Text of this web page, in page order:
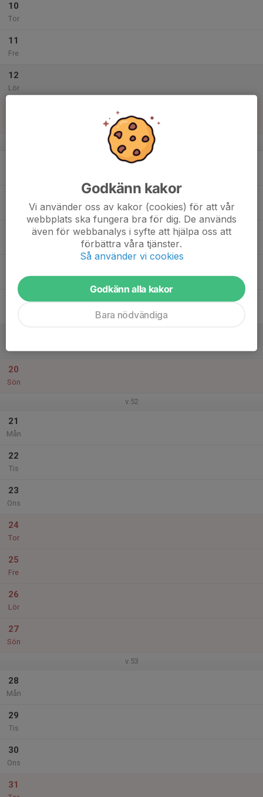
10
Tor
11
Fre
12
Lör
v.51
20
Sön
v.52
21
Mån
22
Tis
23
Ons
24
Tor
25
Fre
26
Lör
27
Sön
v.53
28
Mån
29
Tis
30
Ons
31
Godkänn kakor
Vi använder oss av kakor (cookies) för att vår
webbplats ska fungera bra för dig. De används
även för webbanalys i syfte att hjälpa oss att
förbättra våra tjänster.
Så använder vi cookies
Godkänn alla kakor
Bara nödvändiga